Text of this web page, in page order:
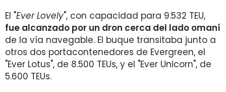
El "Ever Lovely", con capacidad para 9.532 TEU,
fue alcanzado por un dron cerca del lado omaní
de la vía navegable. El buque transitaba junto a
otros dos portacontenedores de Evergreen, el
"Ever Lotus", de 8.500 TEUs, y el "Ever Unicorn", de
5.600 TEUs.